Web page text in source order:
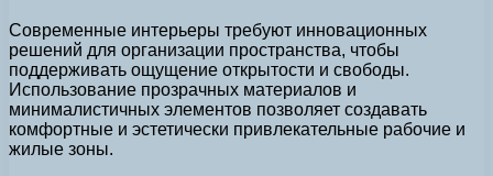
Современные интерьеры требуют инновационных
решений для организации пространства, чтобы
поддерживать ощущение открытости и свободы.
Использование прозрачных материалов и
минималистичных элементов позволяет создавать
комфортные и эстетически привлекательные рабочие и
жилые зоны.